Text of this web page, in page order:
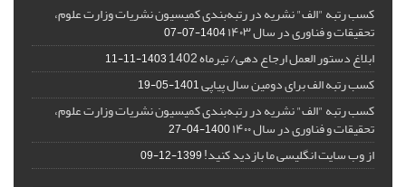
کسب رتبه "الف" نشریه در رتبه‌بندی کمیسیون نشریات وزارت علوم،
تحقیقات و فناوری در سال ۱۴۰۳ 1404-07-07
ابلاغ دستور العمل ارجاع دهی/ تیرماه 1402 1403-11-11
کسب رتبه الف برای دومین سال پیاپی1401-05-19
کسب رتبه "الف" نشریه در رتبه‌بندی کمیسیون نشریات وزارت علوم،
تحقیقات و فناوری در سال ۱۴۰۰ 1400-04-27
از وب سایت انگلیسی ما بازدید کنید!1399-12-09